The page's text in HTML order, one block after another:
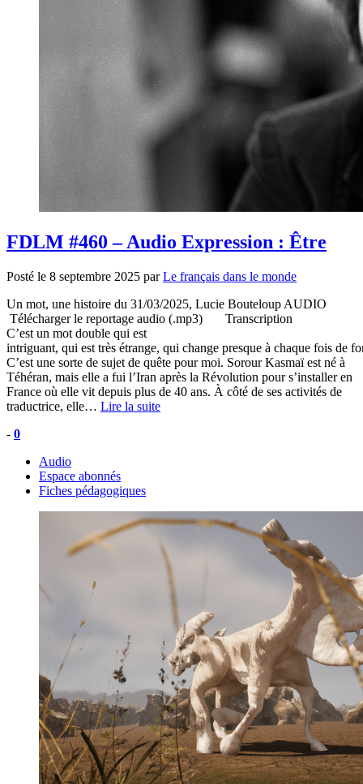
FDLM #460 – Audio Expression : Être
Posté le 8 septembre 2025 par Le français dans le monde
Un mot, une histoire du 31/03/2025, Lucie Bouteloup AUDIO
Télécharger le reportage audio (.mp3) Transcription
C’est un mot double qui est
intriguant, qui est très étrange, qui change presque à chaque fois de
C’est une sorte de sujet de quête pour moi. Sorour Kasmaï est né à
Téhéran, mais elle a fui l’Iran après la Révolution pour s’installer en
France où elle vit depuis plus de 40 ans. À côté de ses activités de
traductrice, elle… Lire la suite
- 0
Audio
Espace abonnés
Fiches pédagogiques